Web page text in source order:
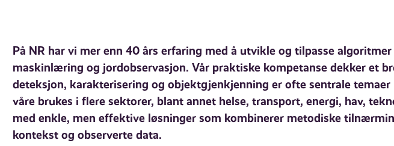
På NR har vi mer enn 40 års erfaring med å utvikle og tilpasse
maskinlæring og jordobservasjon. Vår praktiske kompetanse dekker et
deteksjon, karakterisering og objektgjenkjenning er ofte sentrale
våre brukes i flere sektorer, blant annet helse, transport, energi, hav,
med enkle, men effektive løsninger som kombinerer metodiske
kontekst og observerte data.